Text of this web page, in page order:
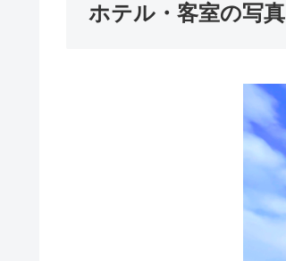
ホテル・客室の写真